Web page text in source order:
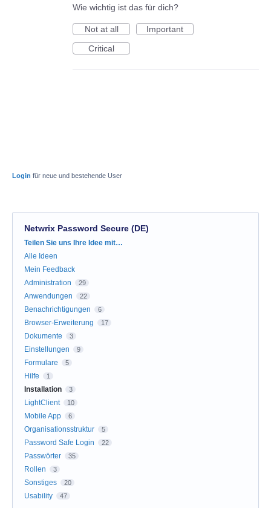
Wie wichtig ist das für dich?
Not at all
Important
Critical
Login für neue und bestehende User
Netwrix Password Secure (DE)
Kategorien
Teilen Sie uns Ihre Idee mit…
Alle Ideen
Mein Feedback
Administration
29
Anwendungen 22
Benachrichtigungen 6
Browser-Erweiterung 17
Dokumente 3
Einstellungen 9
Formulare 5
Hilfe 1
Installation 3
LightClient 10
Mobile App 6
Organisationsstruktur 5
Password Safe Login 22
Passwörter 35
Rollen 3
Sonstiges 20
Usability 47